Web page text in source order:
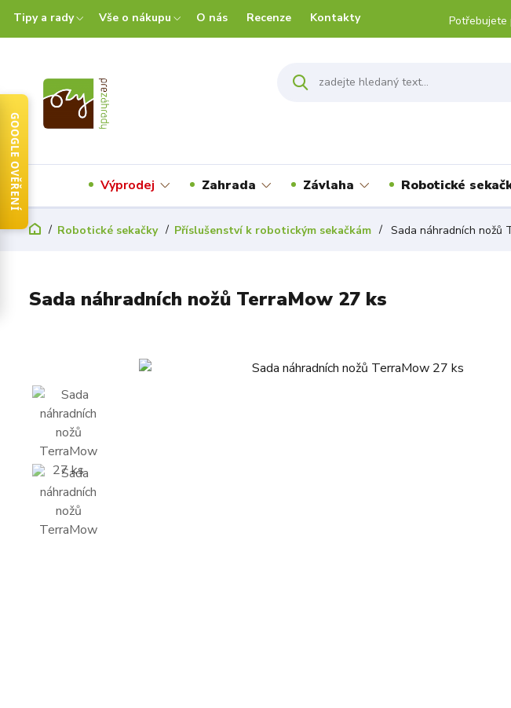
Tipy a rady Vše o nákupu O nás Recenze Kontakty Potřebujete
Výprodej Zahrada Závlaha Robotické
Robotické sekačky Příslušenství k robotickým sekačkám Sada náhradních nožů
Sada náhradních nožů TerraMow 27 ks
GOOGLE OVĚŘENÍ